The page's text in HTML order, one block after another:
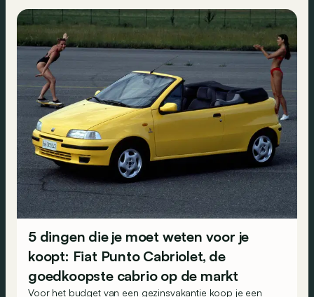
5 dingen die je moet weten voor je
koopt: Fiat Punto Cabriolet, de
goedkoopste cabrio op de markt
Voor het budget van een gezinsvakantie koop je een